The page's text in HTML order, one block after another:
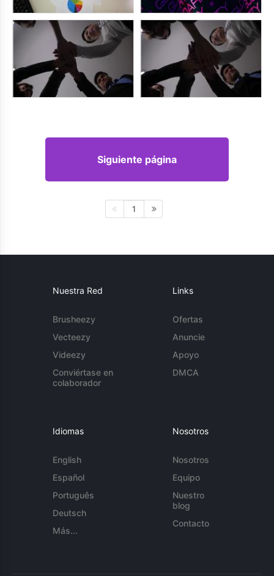
Siguiente página
1
Nuestra Red
Brusheezy
Vecteezy
Videezy
Conviértase en
colaborador
Links
Ofertas
Anuncie
Apoyo
DMCA
Idiomas
English
Español
Português
Deutsch
Más...
Nosotros
Nosotros
Equipo
Nuestro
blog
Contacto